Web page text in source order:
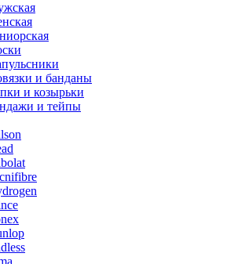
и банданы
и козырьки
и тейпы